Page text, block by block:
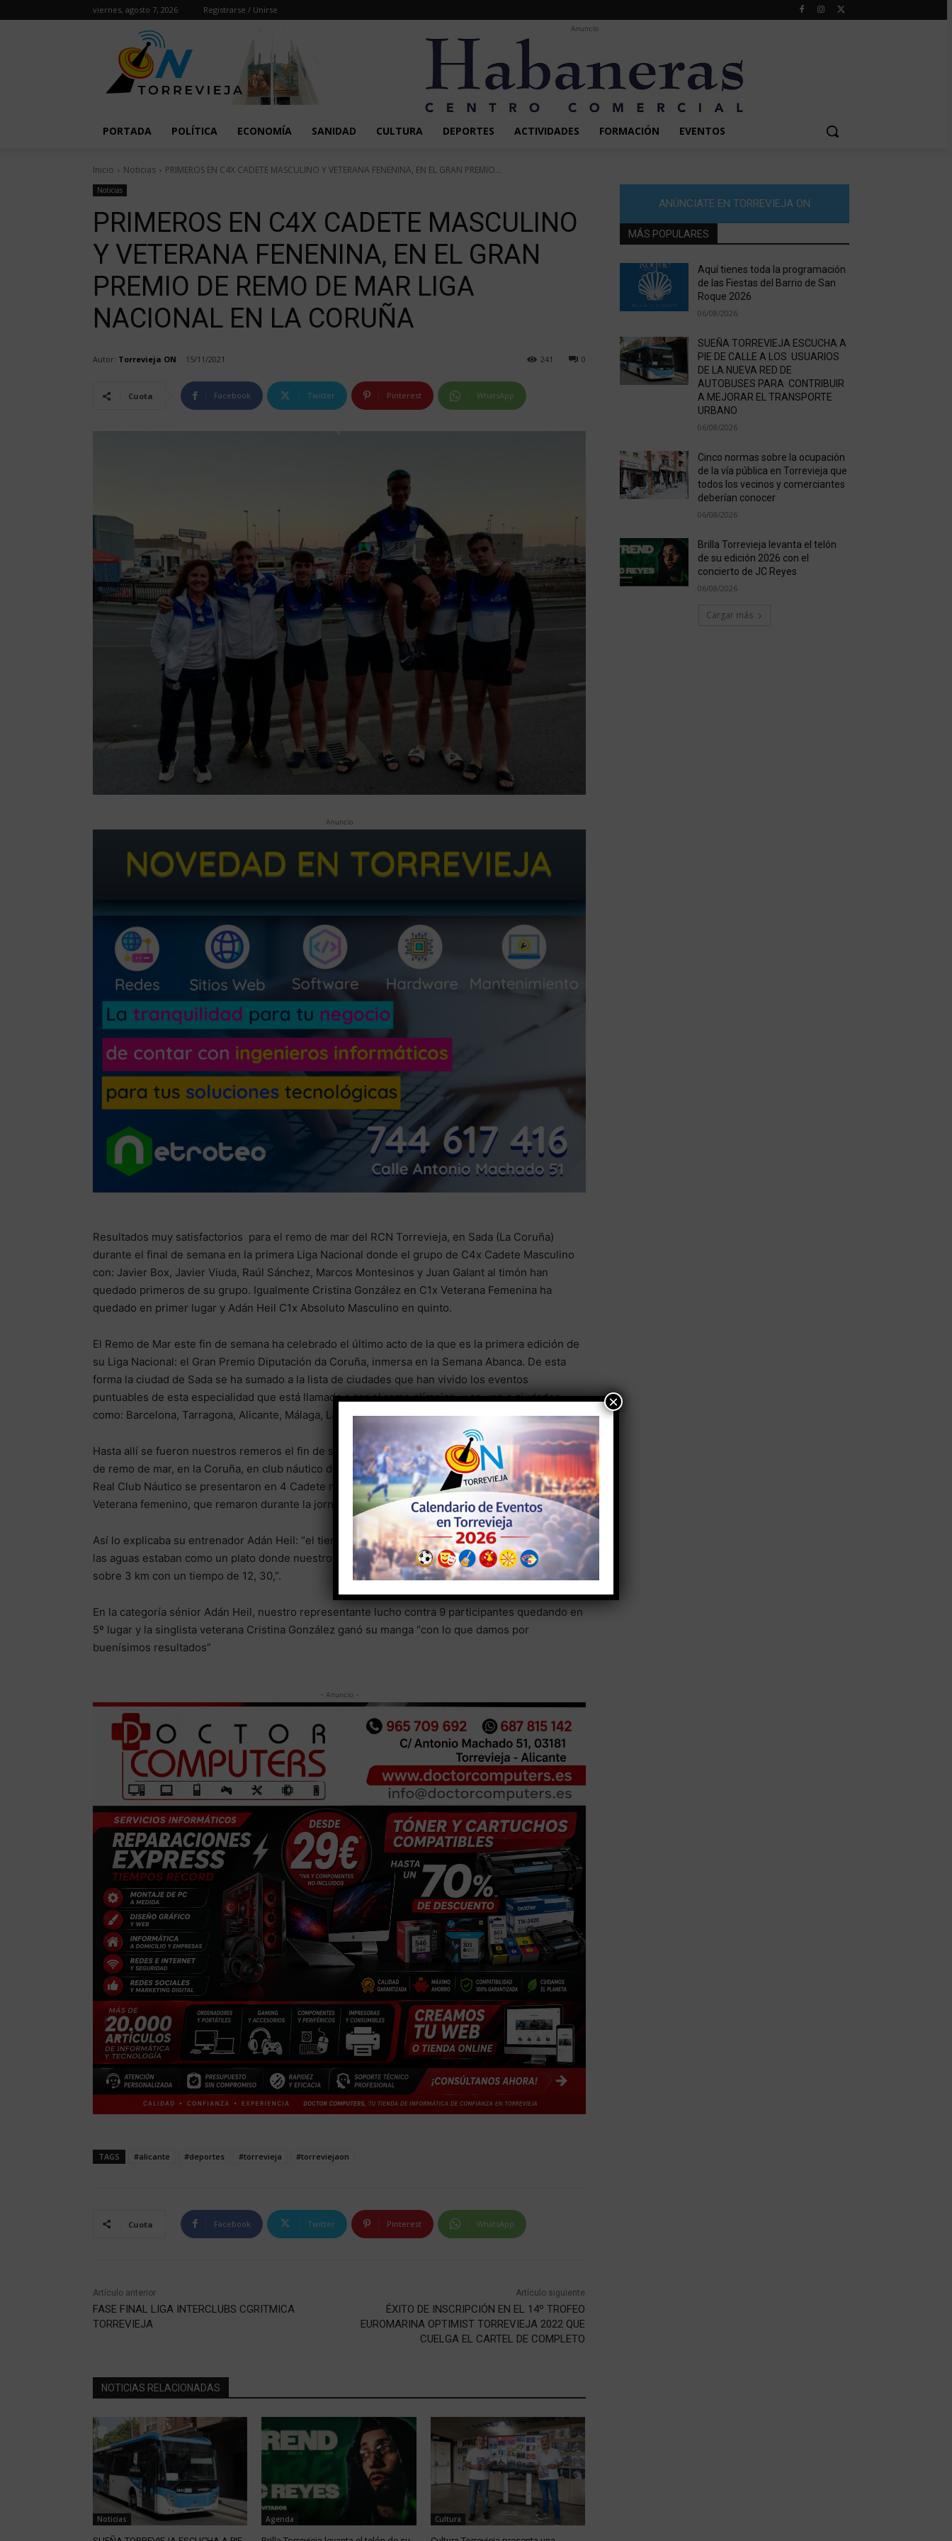
viernes, agosto 7, 2026 Registrarse / Unirse
Anuncio
PORTADA POLÍTICA ECONOMÍA SANIDAD CULTURA DEPORTES ACTIVIDADES FORMACIÓN EVENTOS
Inicio Noticias PRIMEROS EN C4X CADETE MASCULINO Y VETERANA FENENINA, EN EL GRAN PREMIO...
Noticias
PRIMEROS EN C4X CADETE MASCULINO
Y VETERANA FENENINA, EN EL GRAN
PREMIO DE REMO DE MAR LIGA
NACIONAL EN LA CORUÑA
Autor: Torrevieja ON 15/11/2021 0
241
Cuota Facebook Twitter Pinterest WhatsApp
Anuncio
Resultados muy satisfactorios para el remo de mar del RCN Torrevieja, en Sada (La Coruña)
durante el final de semana en la primera Liga Nacional donde el grupo de C4x Cadete Masculino
con: Javier Box, Javier Viuda, Raúl Sánchez, Marcos Montesinos y Juan Galant al timón han
quedado primeros de su grupo. Igualmente Cristina González en C1x Veterana Femenina ha
quedado en primer lugar y Adán Heil C1x Absoluto Masculino en quinto.
El Remo de Mar este fin de semana ha celebrado el último acto de la que es la primera edición de
su Liga Nacional: el Gran Premio Diputación da Coruña, inmersa en la Semana Abanca. De esta
forma la ciudad de Sada se ha sumado a la lista de ciudades que han vivido los eventos
puntuables de esta especialidad que está llamada a ser el remo olímpico, y se une a ciudades
como: Barcelona, Tarragona, Alicante, Málaga, La Línea, Vigo, Getxo y San Sebastián.
Hasta allí se fueron nuestros remeros el fin de semana realizando la última de las regatas de liga
de remo de mar, en la Coruña, en club náutico de Sada, situada en las Rías Altas. Los remeros del
Real Club Náutico se presentaron en 4 Cadete masculino, Single Sénior masculino y Single
Veterana femenino, que remaron durante la jornada del sábado 13.
Así lo explicaba su entrenador Adán Heil: “el tiempo fue espectacular en la bahía, que era donde
las aguas estaban como un plato donde nuestro 4x cadete masculino se proclamaron vencedores
sobre 3 km con un tiempo de 12, 30,”.
En la categoría sénior Adán Heil, nuestro representante lucho contra 9 participantes quedando en
5º lugar y la singlista veterana Cristina González ganó su manga “con lo que damos por
buenísimos resultados”
- Anuncio -
TAGS #alicante #deportes #torrevieja #torreviejaon
Cuota Facebook Twitter Pinterest WhatsApp
Artículo anterior
FASE FINAL LIGA INTERCLUBS CGRITMICA
TORREVIEJA
Artículo siguiente
ÉXITO DE INSCRIPCIÓN EN EL 14º TROFEO
EUROMARINA OPTIMIST TORREVIEJA 2022 QUE
CUELGA EL CARTEL DE COMPLETO
NOTICIAS RELACIONADAS
Noticias Agenda Cultura
ANÚNCIATE EN TORREVIEJA ON
MÁS POPULARES
Aquí tienes toda la programación
de las Fiestas del Barrio de San
Roque 2026
06/08/2026
SUEÑA TORREVIEJA ESCUCHA A
PIE DE CALLE A LOS USUARIOS
DE LA NUEVA RED DE
AUTOBUSES PARA CONTRIBUIR
A MEJORAR EL TRANSPORTE
URBANO
06/08/2026
Cinco normas sobre la ocupación
de la vía pública en Torrevieja que
todos los vecinos y comerciantes
deberían conocer
06/08/2026
Brilla Torrevieja levanta el telón
de su edición 2026 con el
concierto de JC Reyes
06/08/2026
Cargar más
×